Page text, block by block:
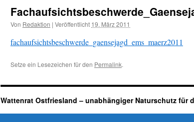
Von Redaktion | Veröffentlicht 19. März 2011
fachaufsichtsbeschwerde_gaensejagd_ems_maerz2011
Setze ein Lesezeichen für den Permalink.
Wattenrat Ostfriesland – unabhängiger Naturschutz für